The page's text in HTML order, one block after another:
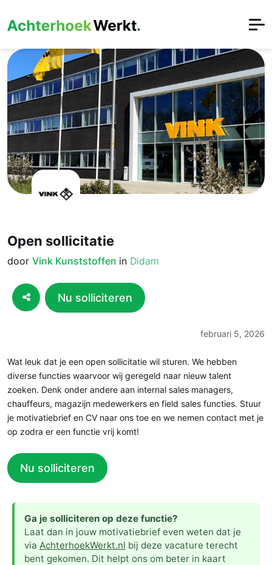
Open sollicitatie
door Vink Kunststoffen in Didam
Nu solliciteren
februari 5, 2026
Wat leuk dat je een open sollicitatie wil sturen. We hebben
diverse functies waarvoor wij geregeld naar nieuw talent
zoeken. Denk onder andere aan internal sales managers,
chauffeurs, magazijn medewerkers en field sales functies. Stuur
je motivatiebrief en CV naar ons toe en we nemen contact met je
op zodra er een functie vrij komt!
Nu solliciteren
Ga je solliciteren op deze functie?
Laat dan in jouw motivatiebrief even weten dat je
via AchterhoekWerkt.nl bij deze vacature terecht
bent gekomen. Dit helpt ons om beter in kaart